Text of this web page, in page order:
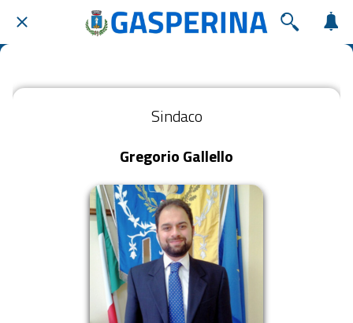
Sindaco
Gregorio Gallello